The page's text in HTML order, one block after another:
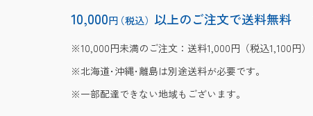
10,000円（税込） 以上のご注文で送料無料
10,000円未満のご注文：送料1,000円（税込1,100円）
北海道･沖縄･離島は別途送料が必要です。
一部配達できない地域もございます。